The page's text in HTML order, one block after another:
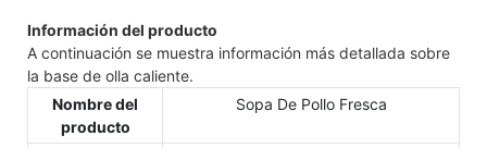
Información del producto
A continuación se muestra información más detallada sobre
la base de olla caliente.
Nombre del
producto
Sopa De Pollo Fresca